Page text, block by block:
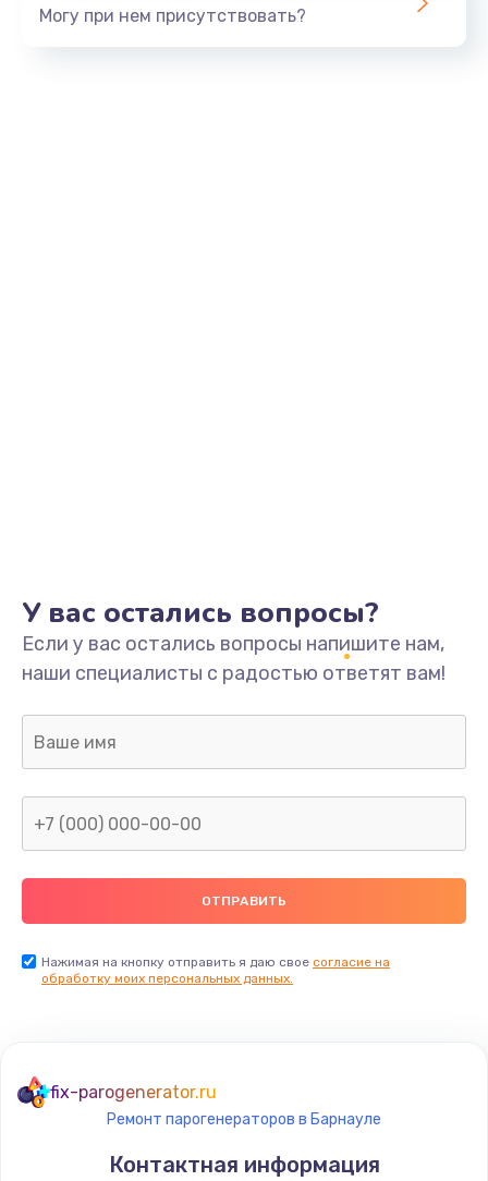
Могу при нем присутствовать?
У вас остались вопросы?
Если у вас остались вопросы напишите нам,
наши специалисты с радостью ответят вам!
Нажимая на кнопку отправить я даю свое согласие на
обработку моих персональных данных.
fix-parogenerator.ru
Ремонт парогенераторов в Барнауле
Контактная информация